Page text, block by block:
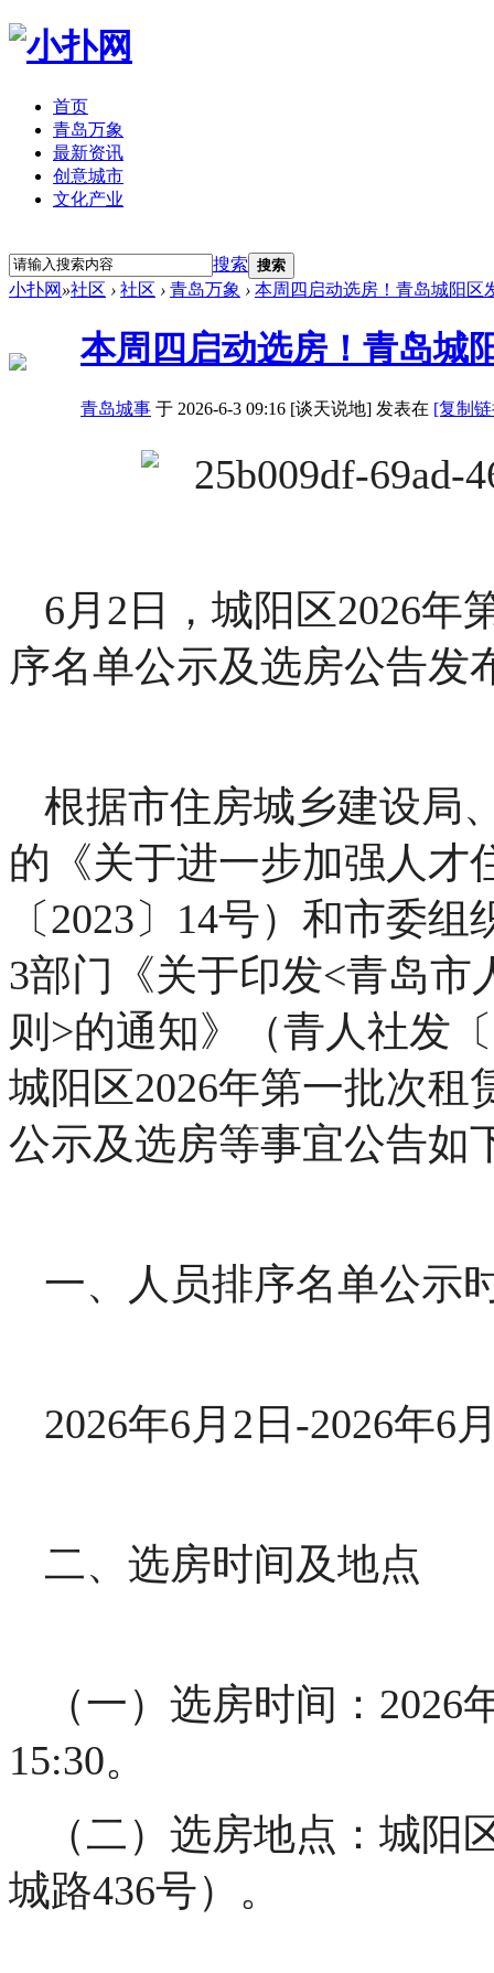
首页
青岛万象
最新资讯
创意城市
文化产业
搜索 搜索
小扑网 »社区 › 社区 › 青岛万象 › 本周四启动选房！青岛城阳区
本周四启动选房！青岛城
青岛城事 于 2026-6-3 09:16 [谈天说地] 发表在 [复制
6月2日，城阳区2026年
序名单公示及选房公告发
根据市住房城乡建设局
的《关于进一步加强人才
〔2023〕14号）和市委
3部门《关于印发<青岛
则>的通知》（青人社发
城阳区2026年第一批次
公示及选房等事宜公告如
一、人员排序名单公示
2026年6月2日-2026年6
二、选房时间及地点
（一）选房时间：2026
15:30。
（二）选房地点：城阳
城路436号）。